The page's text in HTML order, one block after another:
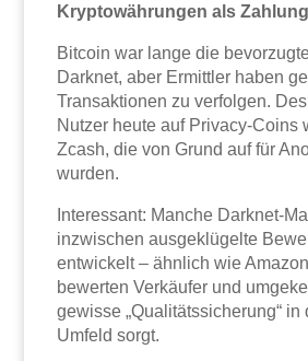
Kryptowährungen als
Bitcoin war lange die
Darknet, aber Ermittler haben
Transaktionen zu verfolgen.
Nutzer heute auf Privacy-Coins
Zcash, die von Grund auf für
wurden.
Interessant: Manche Darknet-
inzwischen ausgeklügelte
entwickelt – ähnlich wie
bewerten Verkäufer und
gewisse „Qualitätssicherung“
Umfeld sorgt.